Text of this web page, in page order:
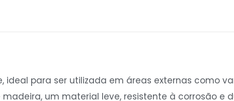
ideal para ser utilizada em áreas externas como
um material leve, resistente à corrosão e